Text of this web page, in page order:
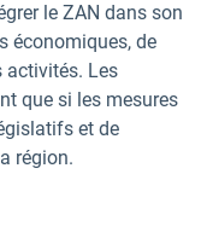
le ZAN dans son
économiques, de
activités. Les
que si les mesures
et de
région.